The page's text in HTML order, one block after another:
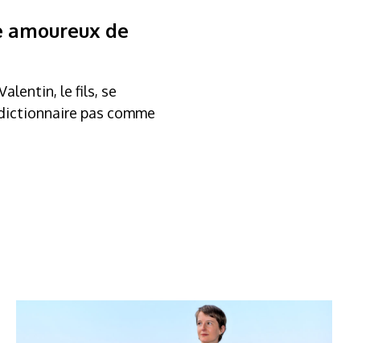
de
le fils, se
pas comme